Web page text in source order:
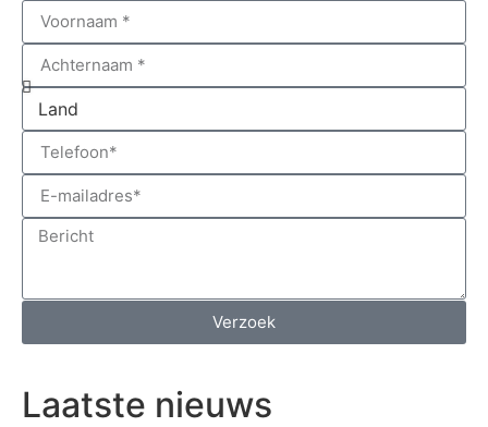
Verzoek
Laatste nieuws